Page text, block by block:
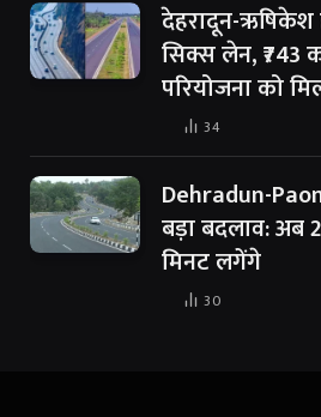
देहरादून-ऋषिकेश
सिक्स लेन, ₹743
परियोजना को
34
Dehradun-
बड़ा बदलाव: अब
मिनट लगेंगे
30